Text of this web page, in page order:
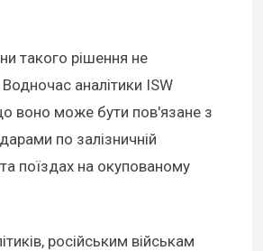
такого рішення не
аналітики ISW
воно може бути пов'язане з
по залізничній
та поїздах на окупованому
російським військам